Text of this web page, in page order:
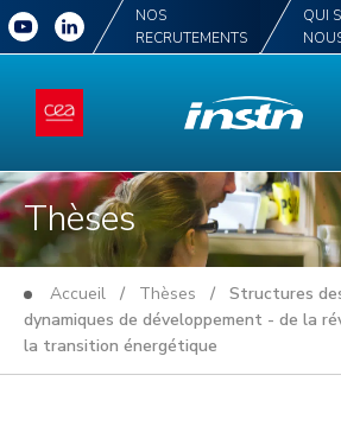
NOS
RECRUTEMENTS
QUI
Thèses
Accueil / Thèses / Structures
dynamiques de développement - de la
la transition énergétique